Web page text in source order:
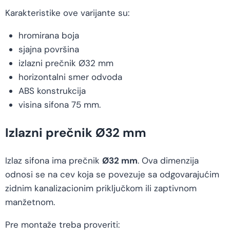
Karakteristike ove varijante su:
hromirana boja
sjajna površina
izlazni prečnik Ø32 mm
horizontalni smer odvoda
ABS konstrukcija
visina sifona 75 mm.
Izlazni prečnik Ø32 mm
Izlaz sifona ima prečnik Ø32 mm. Ova dimenzija
odnosi se na cev koja se povezuje sa odgovarajućim
zidnim kanalizacionim priključkom ili zaptivnom
manžetnom.
Pre montaže treba proveriti: